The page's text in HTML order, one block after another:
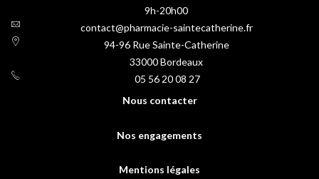
9h-20h00
contact@pharmacie-saintecatherine.fr
94-96 Rue Sainte-Catherine
33000Bordeaux
05 56 20 08 27
Nous contacter
Nos engagements
Mentions légales